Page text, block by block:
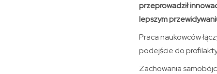
przeprowadził
lepszym
Praca naukowców
podejście do
Zachowania